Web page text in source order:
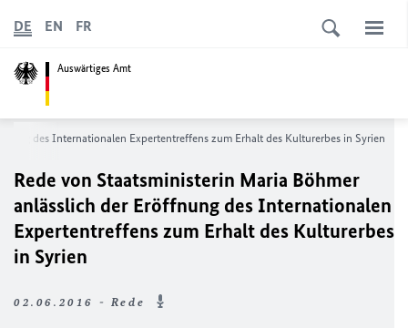
Auswärtiges Amt
DE EN FR
des Internationalen Expertentreffens zum Erhalt des Kulturerbes in Syrien
Rede von Staatsministerin Maria Böhmer
anlässlich der Eröffnung des Internationalen
Expertentreffens zum Erhalt des Kulturerbes
in Syrien
02.06.2016 - Rede